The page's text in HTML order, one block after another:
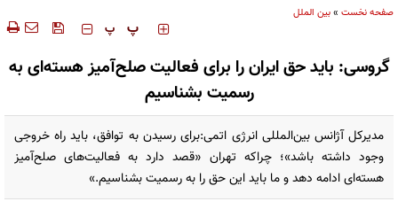
صفحه نخست »بین الملل
‍‍‍ پ پ
گروسی: باید حق ایران را برای فعالیت صلح‌آمیز هسته‌ای به
رسمیت بشناسیم
مدیرکل آژانس بین‌المللی انرژی اتمی:برای رسیدن به توافق، باید راه خروجی
وجود داشته باشد»؛ چراکه تهران «قصد دارد به فعالیت‌های صلح‌آمیز
هسته‌ای ادامه دهد و ما باید این حق را به رسمیت بشناسیم.»